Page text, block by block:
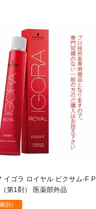
イゴラ ロイヤル ピクサム-F P
第1剤） 医薬部外品
別）